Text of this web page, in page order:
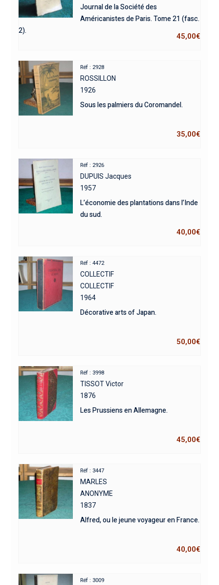
Journal de la Société des
Américanistes de Paris. Tome 21 (fasc.
2).
45,00€
Réf : 2928
ROSSILLON
1926
Sous les palmiers du Coromandel.
35,00€
Réf : 2926
DUPUIS Jacques
1957
L’économie des plantations dans l’Inde
du sud.
40,00€
Réf : 4472
COLLECTIF
COLLECTIF
1964
Décorative arts of Japan.
50,00€
Réf : 3998
TISSOT Victor
1876
Les Prussiens en Allemagne.
45,00€
Réf : 3447
MARLES
ANONYME
1837
Alfred, ou le jeune voyageur en France.
40,00€
Réf : 3009